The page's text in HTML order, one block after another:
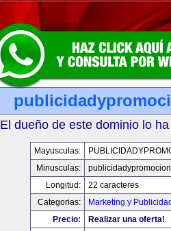
El dueño de este dominio lo
Mayusculas:
Minusculas:
Longitud:
22 caracteres
Categorias:
Marketing y
Precio:
Realizar una oferta!